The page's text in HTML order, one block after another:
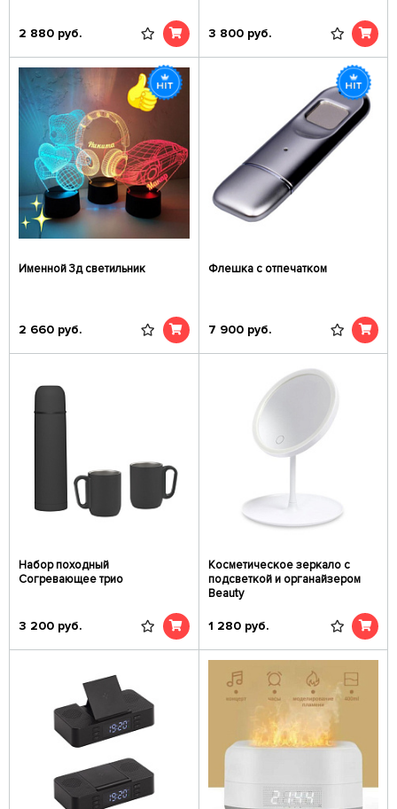
2 880 руб. 3 800 руб.
Именной 3д светильник
2 660 руб.
Флешка с отпечатком
7 900 руб.
Набор походный
Согревающее трио
3 200 руб.
Косметическое зеркало с
подсветкой и органайзером
Beauty
1 280 руб.